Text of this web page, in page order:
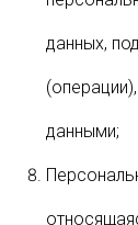
данных,
данными;